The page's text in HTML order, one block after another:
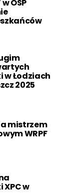
OSP
w Łodziach
2025
mistrzem
WRPF
w